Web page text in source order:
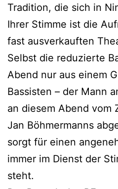
Tradition, die sich in
Ihrer Stimme ist die
fast ausverkauften
Selbst die reduzierte
Abend nur aus einem
Bassisten – der Mann
an diesem Abend vom
Jan Böhmermanns
sorgt für einen
immer im Dienst der
steht.